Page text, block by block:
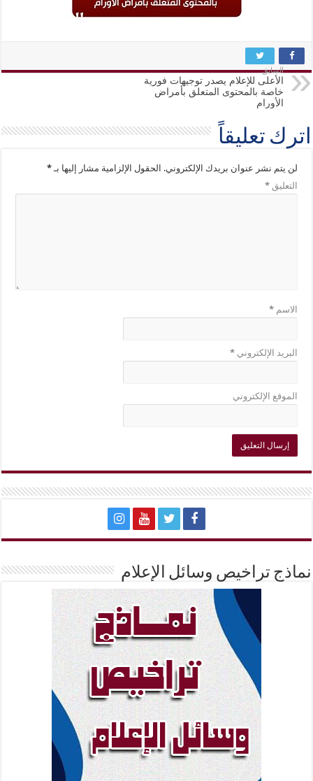
السابق
الأعلى للإعلام يصدر توجيهات فورية
خاصة بالمحتوى المتعلق بأمراض
الأورام
اترك تعليقاً
لن يتم نشر عنوان بريدك الإلكتروني. الحقول الإلزامية مشار إليها بـ*
التعليق*
الاسم*
البريد الإلكتروني*
الموقع الإلكتروني
نماذج تراخيص وسائل الإعلام